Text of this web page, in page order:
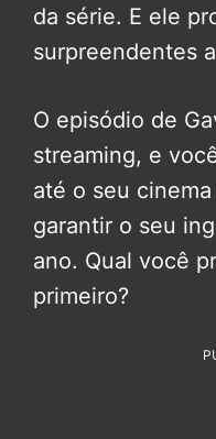
da série. E ele
surpreendentes
O episódio de
streaming, e
até o seu
garantir o seu
ano. Qual você
primeiro?